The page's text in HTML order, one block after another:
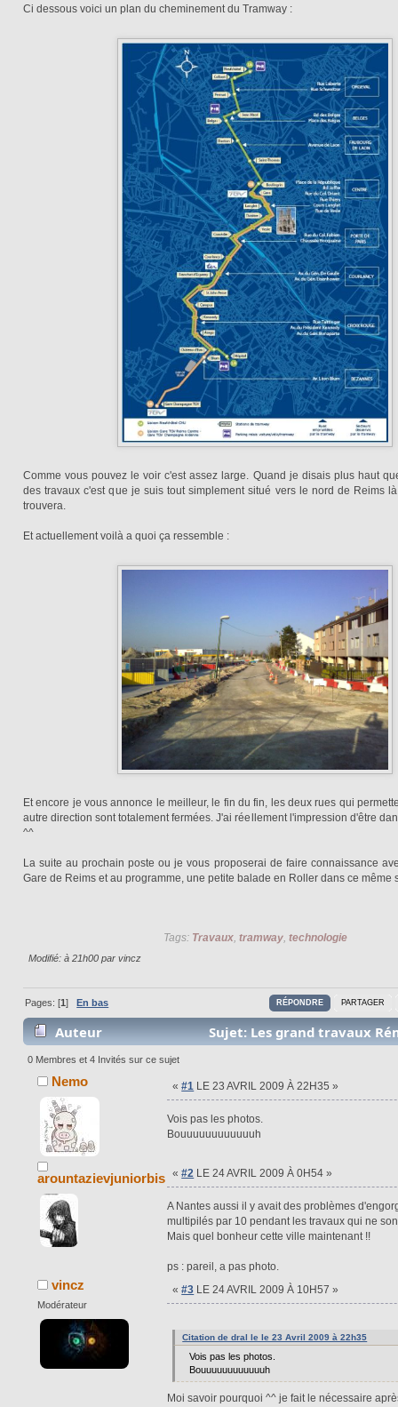
Ci dessous voici un plan du cheminement du Tramway :
Comme vous pouvez le voir c'est assez large. Quand je disais plus haut
des travaux c'est que je suis tout simplement situé vers le nord de Reims
trouvera.
Et actuellement voilà a quoi ça ressemble :
Et encore je vous annonce le meilleur, le fin du fin, les deux rues qui
autre direction sont totalement fermées. J'ai réellement l'impression d'être
^^
La suite au prochain poste ou je vous proposerai de faire connaissance
Gare de Reims et au programme, une petite balade en Roller dans ce même
Tags: Travaux, tramway, technologie
Modifié: à 21h00 par vincz
RÉPONDRE PARTAGER
Pages: [1]En bas
Auteur
Sujet: Les grand travaux
(Lu 166699 fois)
0 Membres et 4 Invités sur ce sujet
Nemo «#1 LE 23 AVRIL 2009 À 22H35 »
Vois pas les photos.
Bouuuuuuuuuuuuh
arountazievjuniorbis «#2 LE 24 AVRIL 2009 À 0H54 »
A Nantes aussi il y avait des problèmes
multipilés par 10 pendant les travaux qui ne
Mais quel bonheur cette ville maintenant !!
ps : pareil, a pas photo.
vincz
Modérateur
«#3 LE 24 AVRIL 2009 À 10H57 »
Citation de dral le le 23 Avril 2009 à 22h35
Vois pas les photos.
Bouuuuuuuuuuuuh
Moi savoir pourquoi ^^ je fait le nécessaire